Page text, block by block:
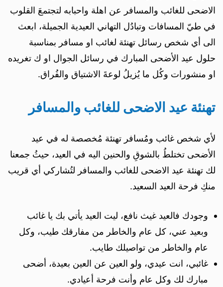
الاضحى للغائب والمسافر عن اهلة واحبابه لتجتمعَ القلوب
في طيّ المسافات وتبادُل التهاني العيدية الجميلة، ابعث
الى أي شخص رسائل تهنئة لغائب او مسافر بمناسبة
حلول عيد الأضحى المبارك في رسائل الجوال او ك تغريده
او منشورات وكُل ما يُزيلُ لوعةَ الاشتياق والفُراق.
تهنئة عيد الاضحى للغائب والمسافر
لأي شخص غائب ومُسافر تهنئة مُخصصة له في عيد
الأضحى تختلطُ بالشوقِ والحنين اليه في العيد، حيثُ جمعنا
لك تهنئة عيد الاضحى للغائب والمسافر لتُشاركي أي قريب
منكِ فرحة العيد السعيد.
وجودك فالعيد غيث نافع، ليت العيد يأتي بك يا غائب
وبعيد عني، كل عام والخاطر من مفارقك طيب، وكل
عام والخاطر من تواصيلك طايب.
غائبي، انت عيدي، ولو العين عن العين بعيدة، أضحى
مبارك لك وكل عام وأنت فرحة أعيادي.